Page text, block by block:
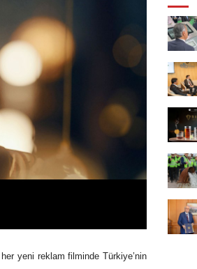
yeni reklam filminde Türkiye’nin